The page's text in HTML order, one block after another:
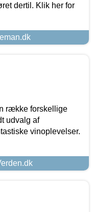
dertil. Klik her for
række forskellige
udvalg af
vinoplevelser.